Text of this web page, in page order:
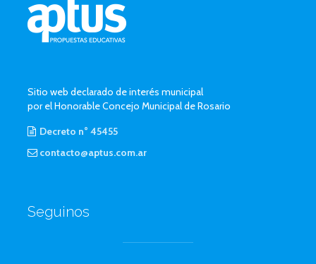
Sitio web declarado de interés municipal
por el Honorable Concejo Municipal de Rosario
Decreto n° 45455
contacto@aptus.com.ar
Seguinos